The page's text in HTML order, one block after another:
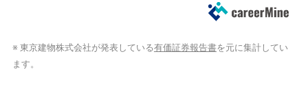
※ 東京建物株式会社が発表している有価証券報告書を元に集計してい
ます。